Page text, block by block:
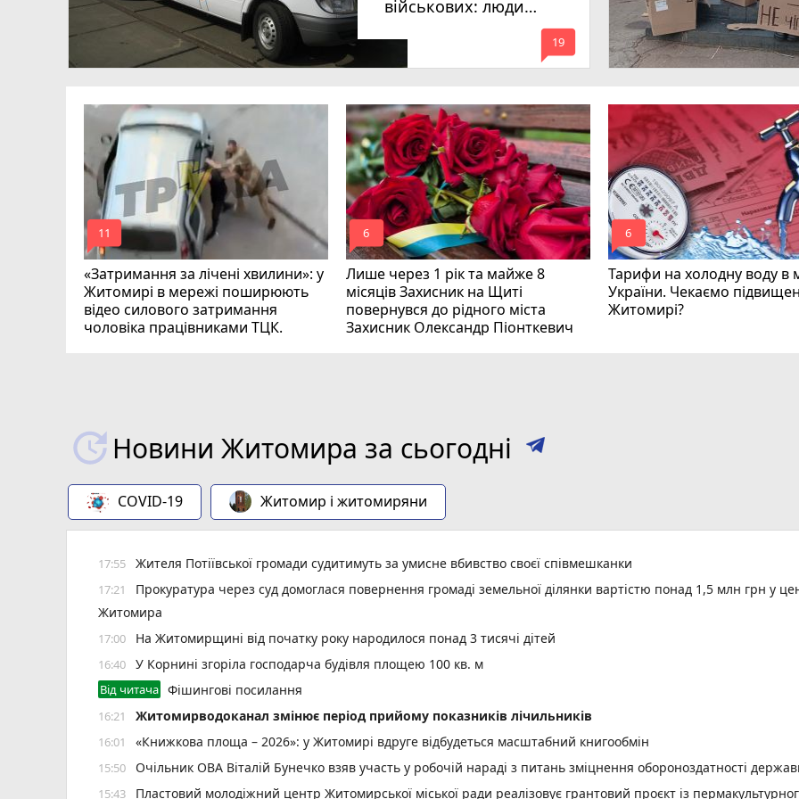
військових: люди
вимагають покарати
винних
mode_comment
19
«Затримання за лічені хвилини»: у
Житомирі в мережі поширюють
відео силового затримання
чоловіка працівниками ТЦК.
mode_comment
11
Лише через 1 рік та майже 8
місяців Захисник на Щиті
повернувся до рідного міста
Захисник Олександр Піонткевич
mode_comment
6
Тарифи на холодну воду в
України. Чекаємо
Житомирі?
mode_comment
6
Новини Житомира за сьогодні
COVID-19 Житомир і житомиряни
17:55 Жителя Потіївської громади судитимуть за умисне вбивство своєї співмешканки
17:21
Прокуратура через суд домоглася повернення громаді земельної ділянки вартістю понад 1,5 млн грн у
Житомира
17:00 На Житомирщині від початку року народилося понад 3 тисячі дітей
16:40 У Корнині згоріла господарча будівля площею 100 кв. м
Від читача Фішингові посилання
16:21 Житомирводоканал змінює період прийому показників лічильників
16:01 «Книжкова площа – 2026»: у Житомирі вдруге відбудеться масштабний книгообмін
15:50 Очільник ОВА Віталій Бунечко взяв участь у робочій нараді з питань зміцнення обороноздатності
15:43 Пластовий молодіжний центр Житомирської міської ради реалізовує грантовий проєкт із